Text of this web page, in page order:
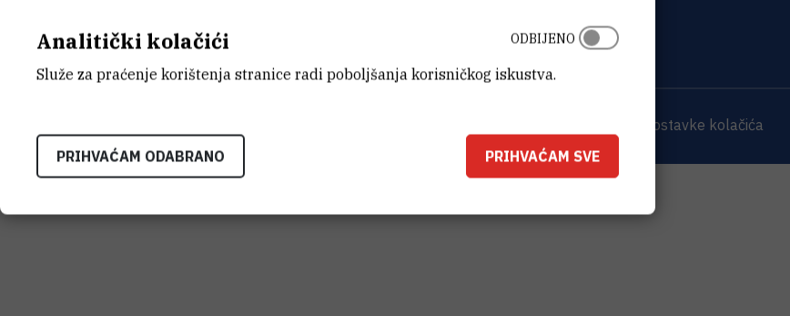
KONTAKTIRAJTE NAS
Postavke kolačića
Analitički kolačići
Služe za praćenje korištenja stranice radi poboljšanja korisničkog iskustva.
ODBIJENO
PRIHVAĆAM ODABRANO PRIHVAĆAM SVE